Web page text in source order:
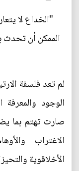
"الخداع لا
الممكن أن تحدث
لم تعد فلسفة
الوجود
صارت تهتم بما
الاغتراب
الأخلاقوية